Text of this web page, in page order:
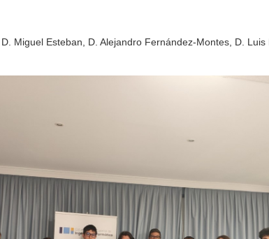
Miguel Esteban, D. Alejandro Fernández-Montes, D.